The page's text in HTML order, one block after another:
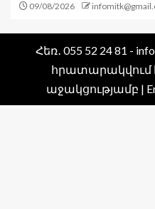
09/08/2026
Հեռ․ 055 52 24 81 -
հրատարակվում
աջակցությամբ |